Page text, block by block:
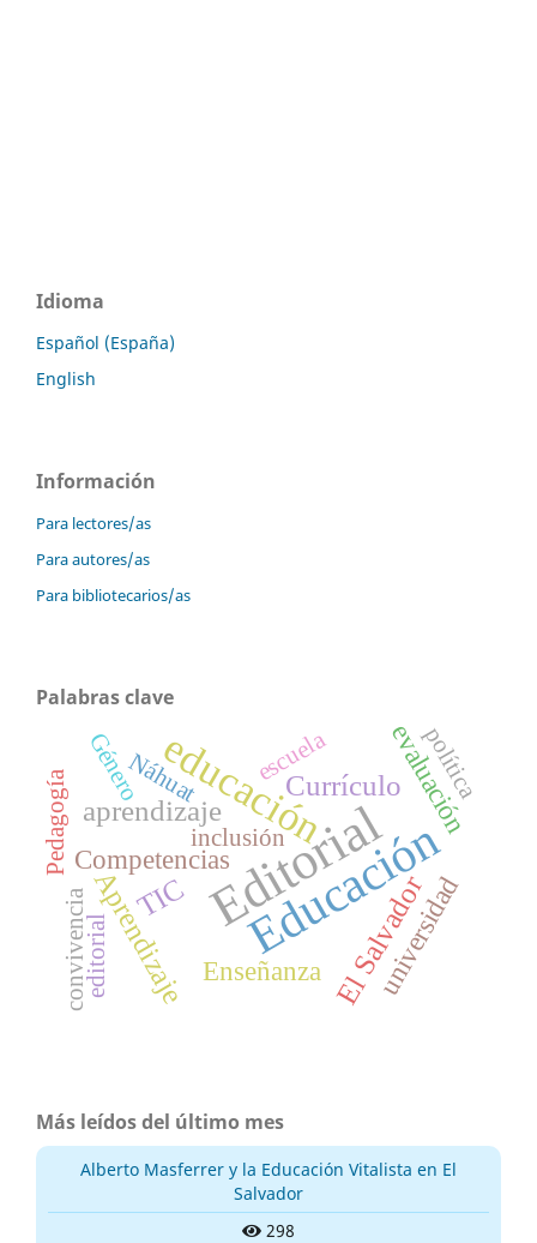
Idioma
Español (España)
English
Información
Para lectores/as
Para autores/as
Para bibliotecarios/as
Palabras clave
Editorial
Educación
educación
TIC
Aprendizaje El Salvador
Currículo
aprendizaje
Enseñanza universidad
evaluación
Competencias
escuela
Pedagogía
editorial
inclusión
Género
convivencia
Náhuat política
Más leídos del último mes
Alberto Masferrer y la Educación Vitalista en El
Salvador
298